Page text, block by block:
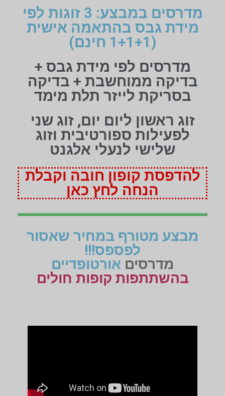
מדרסים במבצע: 3 זוגות לפי
מידת גבס בהתאמה אישית
(1+1+1 חינם)
מדרסים לפי מידת גבס +
בדיקה ממוחשבת + בדיקה
בסריקת לייזר תלת מימד
זוג ראשון ליום יום, זוג שני
לפעילות ספורטיבית וזוג
שלישי לנעלי אלגנט
להדפסת קופון חובה וקבלת
הנחה לחץ כאן
מבצע מטורף במחיר שאסור
לפספס!!!
מדרסים אורטופדיים
בהשתתפות קופות חולים